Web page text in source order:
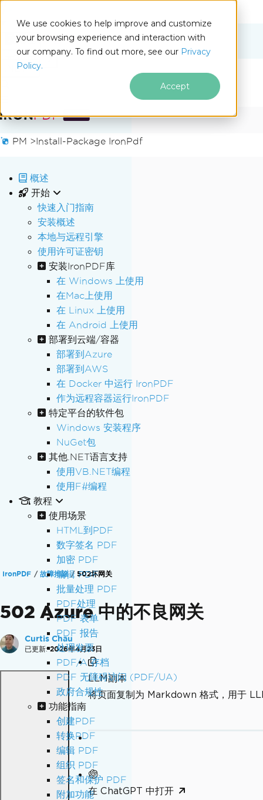
We use cookies to help improve and customize
your browsing experience and interaction with
our company. To find out more, see our Privacy
Policy.
Accept
.NET
跳至页脚内容
Docs
PM >Install-Package IronPdf
概述
开始
快速入门指南
安装概述
本地与远程引擎
使用许可证密钥
安装IronPDF库
在 Windows 上使用
在Mac上使用
在 Linux 上使用
在 Android 上使用
部署到云端/容器
部署到Azure
部署到AWS
在 Docker 中运行 IronPDF
作为远程容器运行IronPDF
特定平台的软件包
Windows 安装程序
NuGet包
其他.NET语言支持
使用VB.NET编程
使用F#编程
教程
使用场景
HTML到PDF
数字签名 PDF
加密 PDF
编辑 PDF
批量处理 PDF
PDF处理
PDF 表单
PDF 报告
处理发票
PDF/A 存档
PDF 无障碍访问 (PDF/UA)
政府合规性
功能指南
创建PDF
转换PDF
编辑 PDF
组织 PDF
签名和保护 PDF
附加功能
IronPDF 故障排除 502坏网关
502 Azure 中的不良网关
Curtis Chau
已更新: 2026年4月23日
LLM副本
将页面复制为 Markdown 格式，用于
在 ChatGPT 中打开